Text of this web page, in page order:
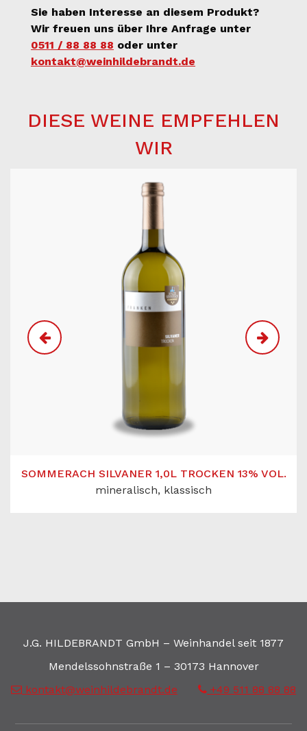
Sie haben Interesse an diesem Produkt?
Wir freuen uns über Ihre Anfrage unter
0511 / 88 88 88 oder unter
kontakt@weinhildebrandt.de
DIESE WEINE EMPFEHLEN
WIR
SOMMERACH SILVANER 1,0L TROCKEN 13% VOL.
mineralisch, klassisch
J.G. HILDEBRANDT GmbH – Weinhandel seit 1877
Mendelssohnstraße 1 – 30173 Hannover
kontakt@weinhildebrandt.de
+49 511 88 88 88